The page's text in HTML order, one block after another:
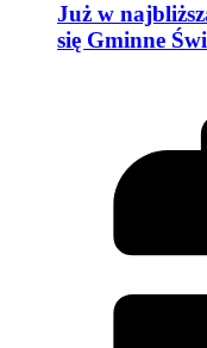
Już w
się Gminne